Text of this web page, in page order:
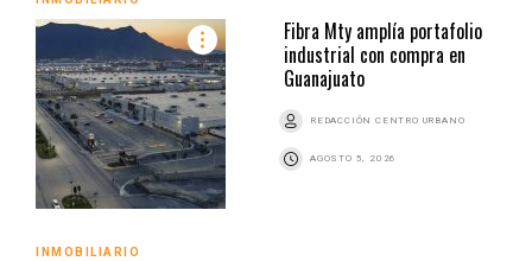
Fibra Mty amplía portafolio
industrial con compra en
Guanajuato
REDACCIÓN CENTRO URBANO
AGOSTO 5, 2026
INMOBILIARIO